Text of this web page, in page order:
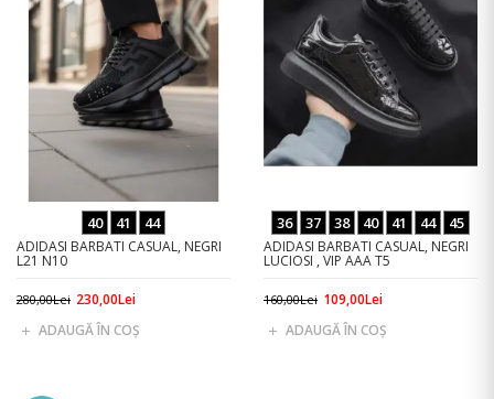
40 41 44
ADIDASI BARBATI CASUAL, NEGRI
L21 N10
280,00Lei 230,00Lei
ADAUGĂ ÎN COŞ
36 37 38 40 41 44 45
ADIDASI BARBATI CASUAL, NEGRI
LUCIOSI , VIP AAA T5
160,00Lei 109,00Lei
ADAUGĂ ÎN COŞ